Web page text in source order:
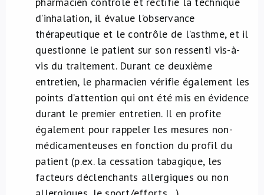
d’inhalation, il évalue l’observance
thérapeutique et le contrôle de l’asthme, et il
questionne le patient sur son ressenti vis-à-
vis du traitement. Durant ce deuxième
entretien, le pharmacien vérifie également les
points d’attention qui ont été mis en évidence
durant le premier entretien. Il en profite
également pour rappeler les mesures non-
médicamenteuses en fonction du profil du
patient (p.ex. la cessation tabagique, les
facteurs déclenchants allergiques ou non